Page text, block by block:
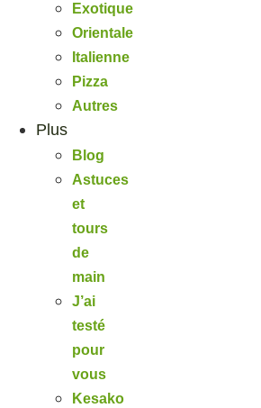
Exotique
Orientale
Italienne
Pizza
Autres
Plus
Blog
Astuces
et
tours
de
main
J’ai
testé
pour
vous
Kesako